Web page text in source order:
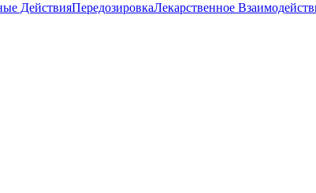
ДействияПередозировкаЛекарственное